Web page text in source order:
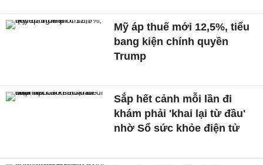
Mỹ áp thuế mới 12,5%, tiểu
bang kiện chính quyền
Trump
Sắp hết cảnh mỗi lần đi
khám phải 'khai lại từ đầu'
nhờ Sổ sức khỏe điện tử